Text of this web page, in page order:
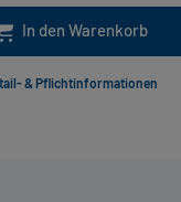
In den Warenkorb
& Pflichtinformationen